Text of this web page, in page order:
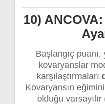
10)
Başlangıç
kovaryanslar
karşılaştırmaları
Kovaryansın
olduğu